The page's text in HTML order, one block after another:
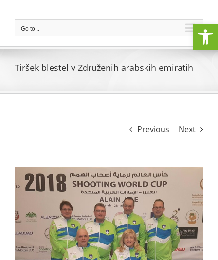
contentGo to...
Tiršek blestel v Združenih arabskih emiratih
Previous Next
View
Larger